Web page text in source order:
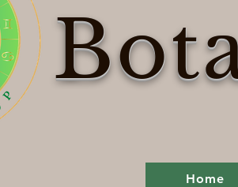
Home